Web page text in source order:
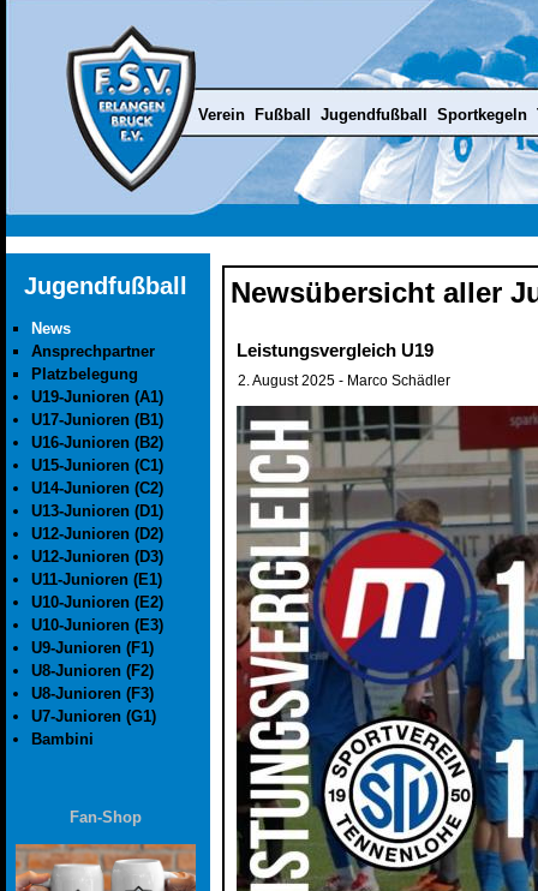
Newsübersicht aller
Leistungsvergleich U19
2. August 2025 - Marco Schädler
Verein Fußball Jugendfußball Sportkegeln
Jugendfußball
News
Ansprechpartner
Platzbelegung
U19-Junioren (A1)
U17-Junioren (B1)
U16-Junioren (B2)
U15-Junioren (C1)
U14-Junioren (C2)
U13-Junioren (D1)
U12-Junioren (D2)
U12-Junioren (D3)
U11-Junioren (E1)
U10-Junioren (E2)
U10-Junioren (E3)
U9-Junioren (F1)
U8-Junioren (F2)
U8-Junioren (F3)
U7-Junioren (G1)
Bambini
Fan-Shop